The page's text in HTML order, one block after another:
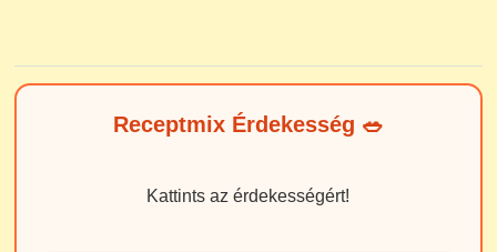
Receptmix Érdekesség 🥗
Kattints az érdekességért!